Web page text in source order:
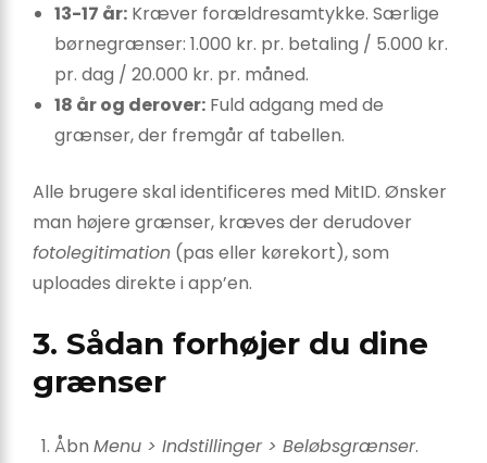
13-17 år: Kræver forældre­samtykke. Særlige
børne­grænser: 1.000 kr. pr. betaling / 5.000 kr.
pr. dag / 20.000 kr. pr. måned.
18 år og derover: Fuld adgang med de
grænser, der fremgår af tabellen.
Alle brugere skal identificeres med MitID. Ønsker
man højere grænser, kræves der derudover
foto­legitimation (pas eller kørekort), som
uploades direkte i app’en.
3. Sådan forhøjer du dine
grænser
Åbn Menu > Indstillinger > Beløbsgrænser.